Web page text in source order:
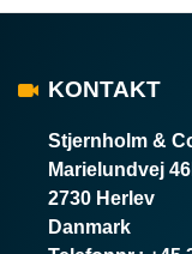
KONTAKT
Stjernholm &
Marielundvej
2730 Herlev
Danmark